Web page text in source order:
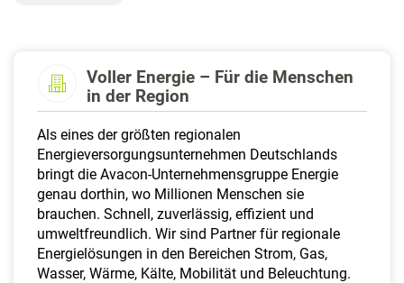
Voller Energie – Für die Menschen
in der Region
Als eines der größten regionalen
Energieversorgungsunternehmen Deutschlands
bringt die Avacon-Unternehmensgruppe Energie
genau dorthin, wo Millionen Menschen sie
brauchen. Schnell, zuverlässig, effizient und
umweltfreundlich. Wir sind Partner für regionale
Energielösungen in den Bereichen Strom, Gas,
Wasser, Wärme, Kälte, Mobilität und Beleuchtung.